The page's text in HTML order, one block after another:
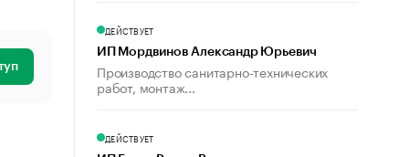
ДЕЙСТВУЕТ
ИП Мордвинов Александр Юрьевич
Производство санитарно-технических
работ, монтаж...
ДЕЙСТВУЕТ